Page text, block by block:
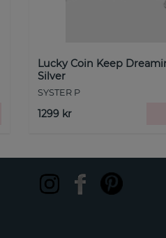
Lucky Coin Keep
Silver
SYSTER P
1299 kr